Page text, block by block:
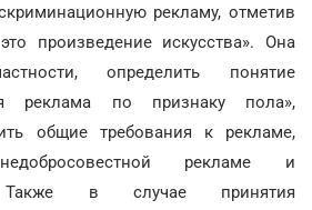
рекламу, отметив
произведение искусства». Она
определить понятие
реклама по признаку пола»,
общие требования к рекламе,
рекламе и
Также в случае принятия